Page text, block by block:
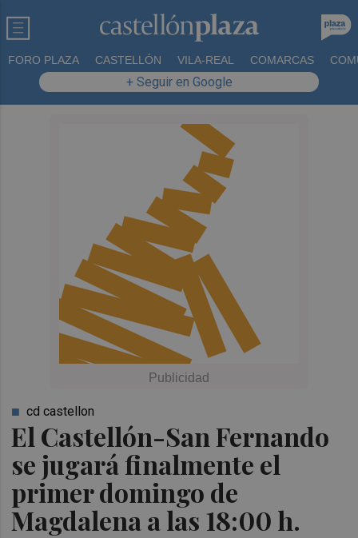
FORO PLAZA CASTELLÓN VILA-REAL COMARCAS
+ Seguir en Google
El Castellón-San Fernando
se jugará finalmente el
primer domingo de
Magdalena a las 18:00 h.
cd castellon